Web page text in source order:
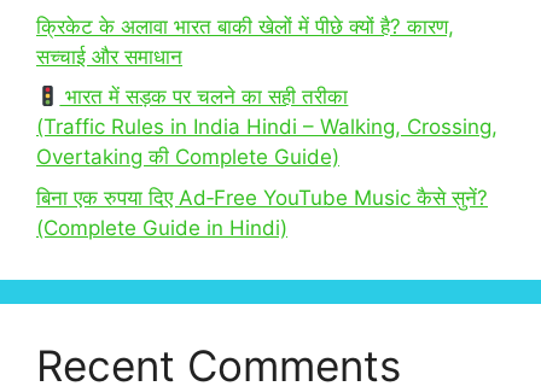
क्रिकेट के अलावा भारत बाकी खेलों में पीछे क्यों है? कारण,
सच्चाई और समाधान
भारत में सड़क पर चलने का सही तरीका
(Traffic Rules in India Hindi – Walking, Crossing,
Overtaking की Complete Guide)
बिना एक रुपया दिए Ad‑Free YouTube Music कैसे सुनें?
(Complete Guide in Hindi)
Recent Comments